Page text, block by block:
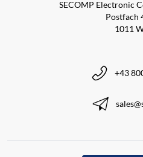
SECOMP Electronic
Postfach
1011
+43